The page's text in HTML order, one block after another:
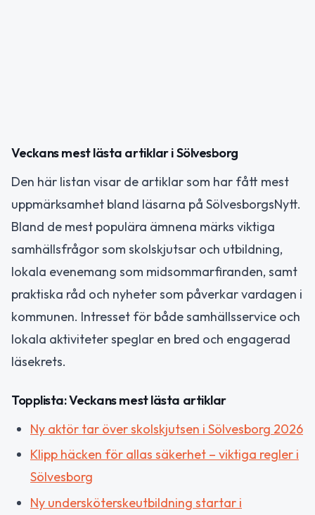
Veckans mest lästa artiklar i Sölvesborg
Den här listan visar de artiklar som har fått mest
uppmärksamhet bland läsarna på SölvesborgsNytt.
Bland de mest populära ämnena märks viktiga
samhällsfrågor som skolskjutsar och utbildning,
lokala evenemang som midsommarfiranden, samt
praktiska råd och nyheter som påverkar vardagen i
kommunen. Intresset för både samhällsservice och
lokala aktiviteter speglar en bred och engagerad
läsekrets.
Topplista: Veckans mest lästa artiklar
Ny aktör tar över skolskjutsen i Sölvesborg 2026
Klipp häcken för allas säkerhet – viktiga regler i
Sölvesborg
Ny undersköterskeutbildning startar i